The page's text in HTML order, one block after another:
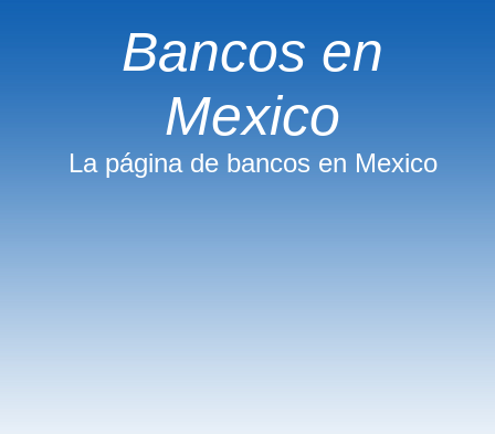
Bancos en
Mexico
La página de bancos en Mexico